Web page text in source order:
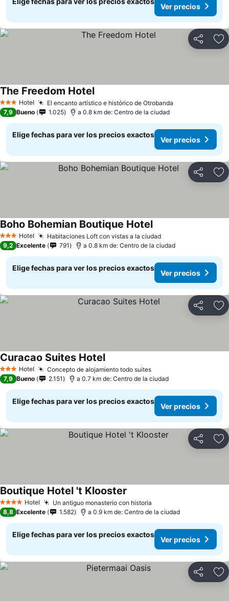
Ver precios
Compartir
3 Estrellas
Hotel El encanto artístico e histórico de Otrobanda
The Freedom HotelVer precios
7,9 Bueno 1.025 a 0.8 km de: Centro de la ciudad
Elige fechas para ver los precios exactos
Ver precios
Compartir
3 Estrellas
Hotel Habitaciones Loft con vistas a la ciudadVer precios
Boho Bohemian Boutique HotelVer precios
9,2 Excelente 791 a 0.8 km de: Centro de la ciudad
Elige fechas para ver los precios exactos
Ver precios
Compartir
3 Estrellas
Hotel Concepto de alojamiento todo suitesVer precios
Curacao Suites HotelVer precios
7,9 Bueno 2.151 a 0.7 km de: Centro de la ciudad
Elige fechas para ver los precios exactos
Ver precios
Compartir
4 EstrellasHotel Un antiguo monasterio con historia
Boutique Hotel 't Klooster
8,8 Excelente 1.582 a 0.9 km de: Centro de la ciudad
Elige fechas para ver los precios exactos
Ver precios
Compartir